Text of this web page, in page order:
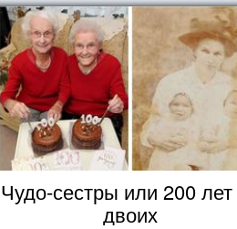
Чудо-сестры или 200
двоих